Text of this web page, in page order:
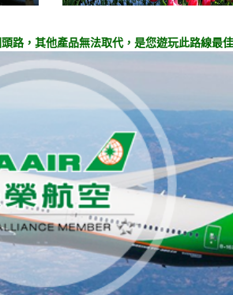
，其他產品無法取代，是您遊玩此路線最佳